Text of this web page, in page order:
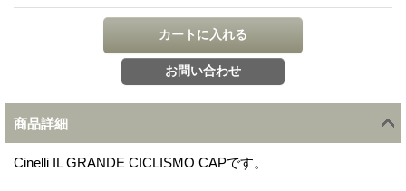
商品詳細
Cinelli IL GRANDE CICLISMO CAPです。